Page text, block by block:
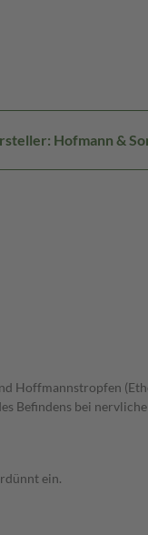
Hofmann &
Hoffmannstropfen
Befindens bei
ein.